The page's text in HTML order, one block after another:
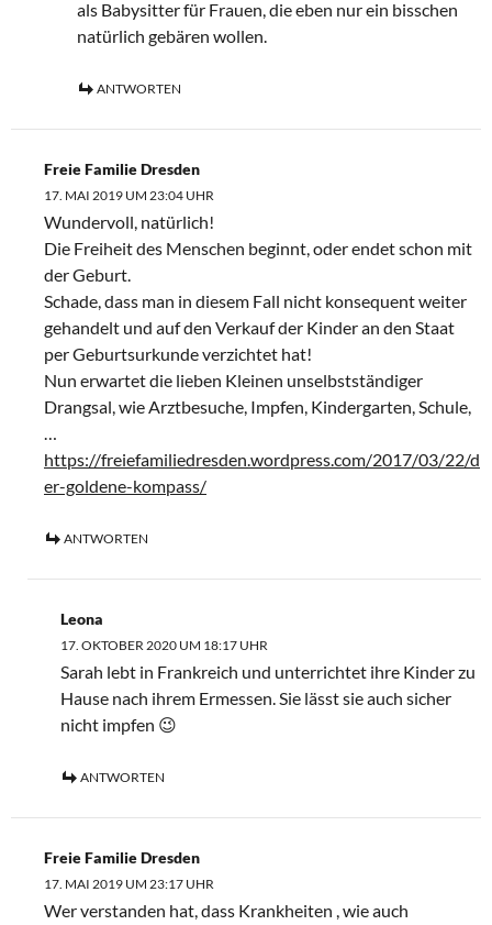
als Babysitter für Frauen, die eben nur ein bisschen
natürlich gebären wollen.
ANTWORTEN
Freie Familie Dresden
17. MAI 2019 UM 23:04 UHR
Wundervoll, natürlich!
Die Freiheit des Menschen beginnt, oder endet schon mit
der Geburt.
Schade, dass man in diesem Fall nicht konsequent weiter
gehandelt und auf den Verkauf der Kinder an den Staat
per Geburtsurkunde verzichtet hat!
Nun erwartet die lieben Kleinen unselbstständiger
Drangsal, wie Arztbesuche, Impfen, Kindergarten, Schule,
…
https://freiefamiliedresden.wordpress.com/2017/03/22/d
er-goldene-kompass/
ANTWORTEN
Leona
17. OKTOBER 2020 UM 18:17 UHR
Sarah lebt in Frankreich und unterrichtet ihre Kinder zu
Hause nach ihrem Ermessen. Sie lässt sie auch sicher
nicht impfen 😉
ANTWORTEN
Freie Familie Dresden
17. MAI 2019 UM 23:17 UHR
Wer verstanden hat, dass Krankheiten , wie auch